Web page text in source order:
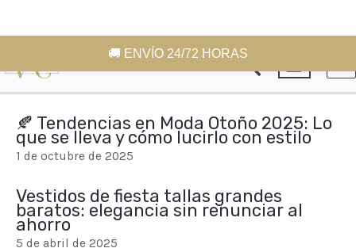
🚚 ENVÍO 24/72 HORAS
al
contenido
Buscar
🍂 Tendencias en Moda Otoño 2025: Lo
que se lleva y cómo lucirlo con estilo
1 de octubre de 2025
Vestidos de fiesta tallas grandes
baratos: elegancia sin renunciar al
ahorro
5 de abril de 2025